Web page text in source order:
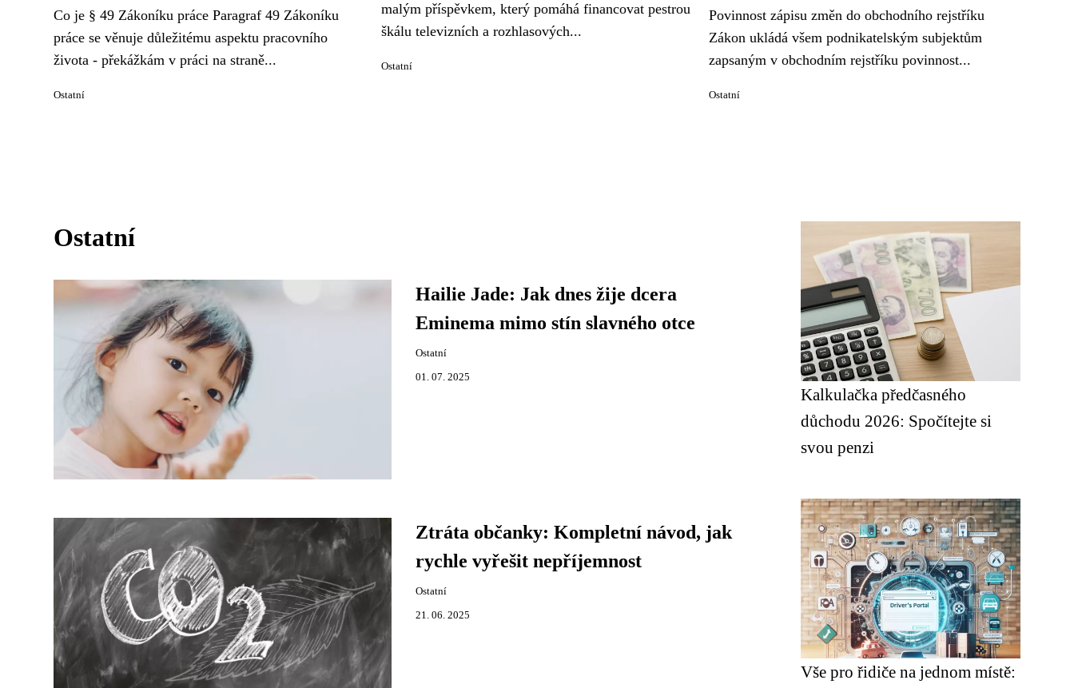
Co je § 49 Zákoníku práce Paragraf 49 Zákoníku
práce se věnuje důležitému aspektu pracovního
života - překážkám v práci na straně...
Ostatní
malým příspěvkem, který pomáhá financovat pestrou
škálu televizních a rozhlasových...
Ostatní
Povinnost zápisu změn do obchodního rejstříku
Zákon ukládá všem podnikatelským subjektům
zapsaným v obchodním rejstříku povinnost...
Ostatní
Ostatní
Hailie Jade: Jak dnes žije dcera
Eminema mimo stín slavného otce
Ostatní
01. 07. 2025
Ztráta občanky: Kompletní návod, jak
rychle vyřešit nepříjemnost
Ostatní
21. 06. 2025
Kalkulačka předčasného
důchodu 2026: Spočítejte si
svou penzi
Vše pro řidiče na jednom místě: